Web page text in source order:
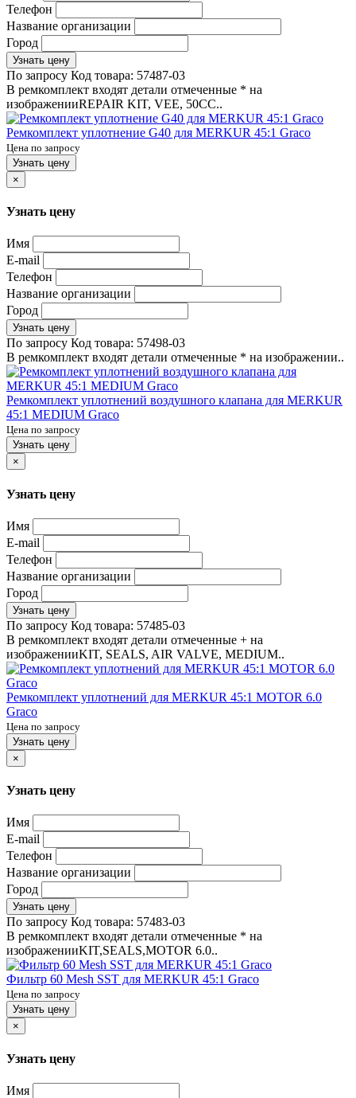
Телефон
Название организации
Город
Узнать цену
По запросу Код товара: 57487-03
В ремкомплект входят детали отмеченные * на
изображенииREPAIR KIT, VEE, 50CC..
Ремкомплект уплотнение G40 для MERKUR 45:1 Graco
Цена по запросу
Узнать цену
×
Узнать цену
Имя
E-mail
Телефон
Название организации
Город
Узнать цену
По запросу Код товара: 57498-03
В ремкомплект входят детали отмеченные * на изображении..
Ремкомплект уплотнений воздушного клапана для MERKUR
45:1 MEDIUM Graco
Цена по запросу
Узнать цену
×
Узнать цену
Имя
E-mail
Телефон
Название организации
Город
Узнать цену
По запросу Код товара: 57485-03
В ремкомплект входят детали отмеченные + на
изображенииKIT, SEALS, AIR VALVE, MEDIUM..
Ремкомплект уплотнений для MERKUR 45:1 MOTOR 6.0
Graco
Цена по запросу
Узнать цену
×
Узнать цену
Имя
E-mail
Телефон
Название организации
Город
Узнать цену
По запросу Код товара: 57483-03
В ремкомплект входят детали отмеченные * на
изображенииKIT,SEALS,MOTOR 6.0..
Фильтр 60 Mesh SST для MERKUR 45:1 Graco
Цена по запросу
Узнать цену
×
Узнать цену
Имя